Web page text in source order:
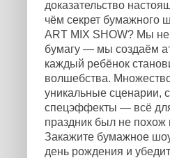
доказательство
чём секрет бумажного
ART MIX SHOW? Мы
бумагу — мы создаём
каждый ребёнок
волшебства.
уникальные сценарии,
спецэффекты — всё
праздник был не похож
Закажите бумажное
день рождения и